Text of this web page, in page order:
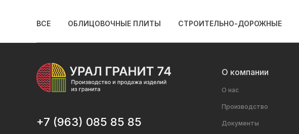
ВСЕ ОБЛИЦОВОЧНЫЕ ПЛИТЫ СТРОИТЕЛЬНО-ДОРОЖНЫЕ
+7 (963) 085 85 85
О компании
О нас
Производство
Документы